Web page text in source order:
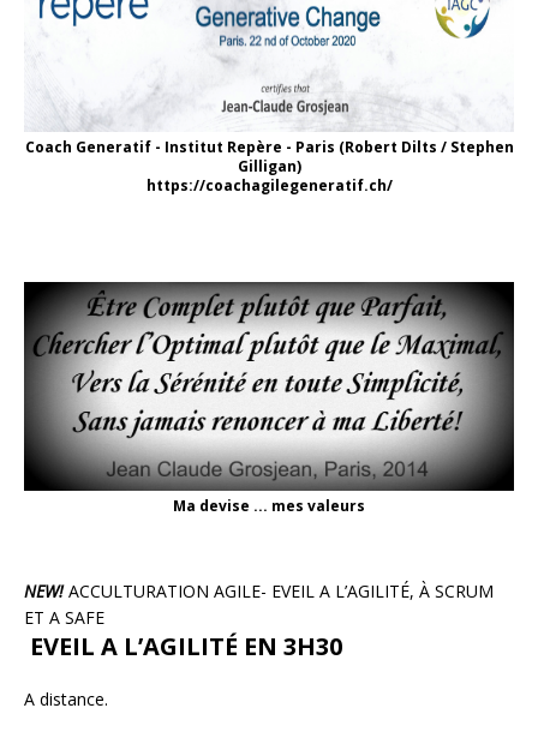
Coach Generatif - Institut Repère - Paris (Robert Dilts / Stephen
Gilligan)
https://coachagilegeneratif.ch/
Ma devise ... mes valeurs
NEW!ACCULTURATION AGILE- EVEIL A L’AGILITÉ, À SCRUM
ET A SAFE
EVEIL A L’AGILITÉ EN 3H30
A distance.